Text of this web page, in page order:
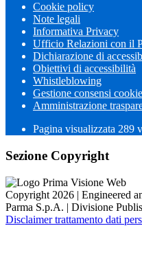
Cookie policy
Note legali
Informativa Privacy
Ufficio Relazioni con il
Dichiarazione di
Obiettivi di accessibilità
Whistleblowing
Gestione consensi cookie
Amministrazione
Pagina visualizzata 289
Sezione Copyright
Copyright 2026 | Engineered
Parma S.p.A. | Divisione
Disclaimer trattamento dati